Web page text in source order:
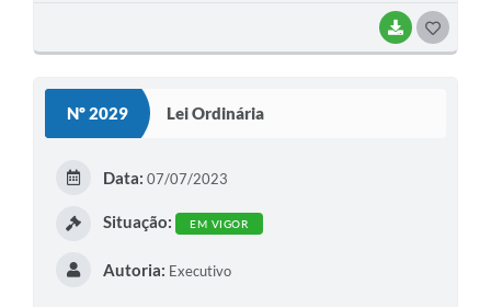
BAIXAR
Nº 2029 Lei Ordinária
Data: 07/07/2023
Situação: EM VIGOR
Autoria: Executivo